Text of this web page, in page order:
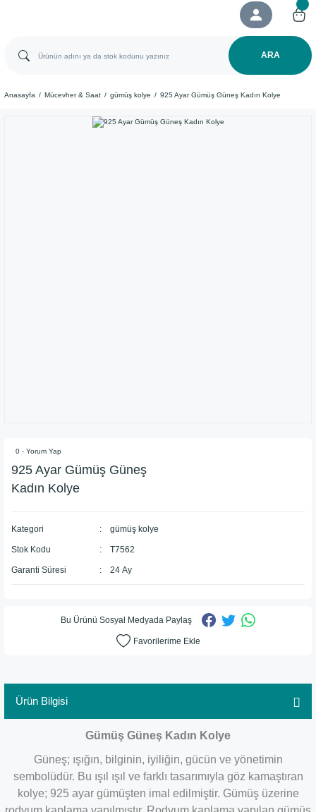
ARA
Anasayfa Mücevher & Saat gümüş kolye 925 Ayar Gümüş Güneş Kadın Kolye
0 - Yorum Yap
925 Ayar Gümüş Güneş
Kadın Kolye
Kategori gümüş kolye
Stok Kodu T7562
Garanti Süresi 24 Ay
Bu Ürünü Sosyal Medyada Paylaş
Ürün Bilgisi
​Gümüş Güneş Kadın Kolye
Güneş; ışığın, bilginin, iyiliğin, gücün ve yönetimin
sembolüdür. Bu ışıl ışıl ve farklı tasarımıyla göz kamaştıran
kolye; 925 ayar gümüşten imal edilmiştir. Gümüş üzerine